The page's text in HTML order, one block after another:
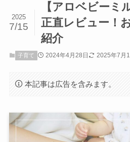
【アロベビーミ
正直レビュー！
紹介
2025
7/15
子育て 2024年4月28日 2025年7月
本記事は広告を含みます。